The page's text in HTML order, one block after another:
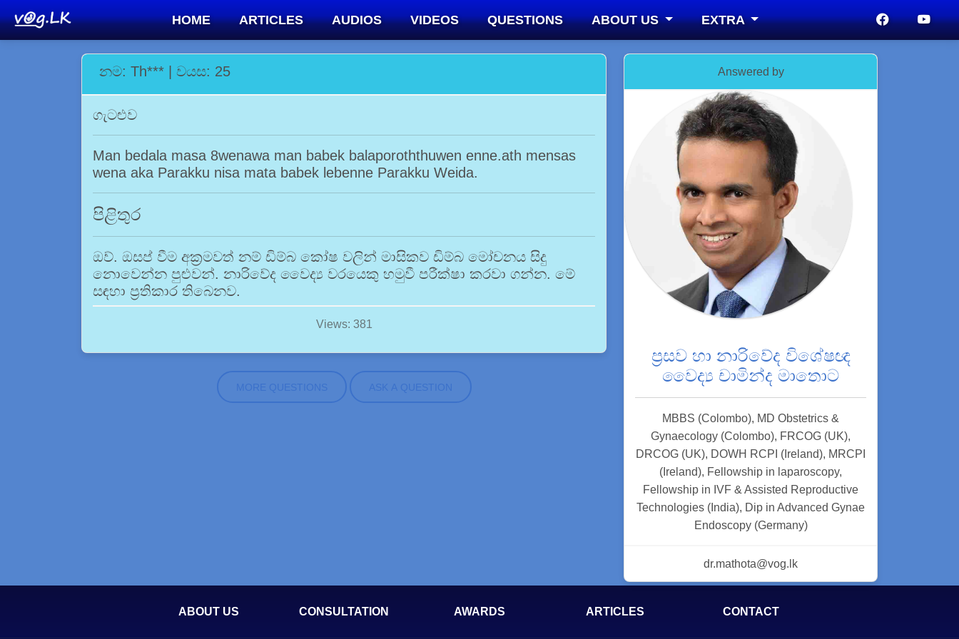
HOME ARTICLES AUDIOS VIDEOS QUESTIONS ABOUT US EXTRA
නම: Th*** | වයස: 25
ගැටළුව
Man bedala masa 8wenawa man babek balaporoththuwen enne.ath mensas
wena aka Parakku nisa mata babek lebenne Parakku Weida.
පිළිතුර
ඔව්. ඔසප් වීම අක්‍රමවත් නම් ඩිම්බ කෝෂ වලින් මාසිකව ඩිම්බ මෝචනය සිදු
නොවෙන්න පුළුවන්. නාරිවේද වෛද්‍ය වරයෙකු හමුවී පරීක්ෂා කරවා ගන්න. මේ
සඳහා ප්‍රතිකාර තිබෙනව.
Views: 381
MORE QUESTIONS ASK A QUESTION
Answered by
ප්‍රසව හා නාරිවේද විශේෂඥ
වෛද්‍ය චාමින්ද මාතොට
MBBS (Colombo), MD Obstetrics &
Gynaecology (Colombo), FRCOG (UK),
DRCOG (UK), DOWH RCPI (Ireland), MRCPI
(Ireland), Fellowship in laparoscopy,
Fellowship in IVF & Assisted Reproductive
Technologies (India), Dip in Advanced Gynae
Endoscopy (Germany)
dr.mathota@vog.lk
ABOUT US CONSULTATION AWARDS ARTICLES CONTACT